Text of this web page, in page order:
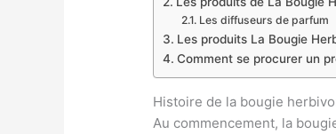
Les diffuseurs de parfum
Les produits La Bougie
Comment se procurer un
Histoire de la bougie
Au commencement, la